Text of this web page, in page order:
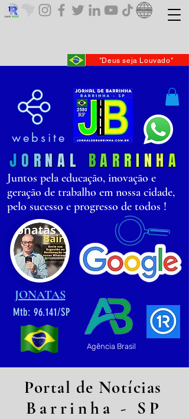
"Deus seja Louvado"
website
JO RNAL BARRI NHA
Juntos pela educação, inovação e
geração de trabalho em nossa cidade,
pelo sucesso e progresso de todos !
JONATAS
Mtb: 96.141/SP
Agência Brasil
Barrinha - SP
Portal de Notícias